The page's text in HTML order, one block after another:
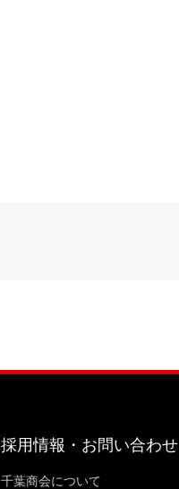
採用情報・お問い合わせ
千葉商会について